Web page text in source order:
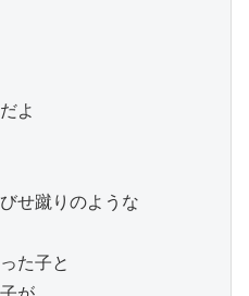
よ
せ蹴りのような
た子と